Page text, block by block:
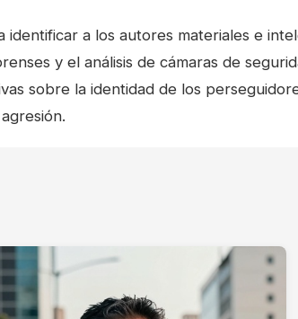
identificar a los autores materiales e
y el análisis de cámaras de
sobre la identidad de los